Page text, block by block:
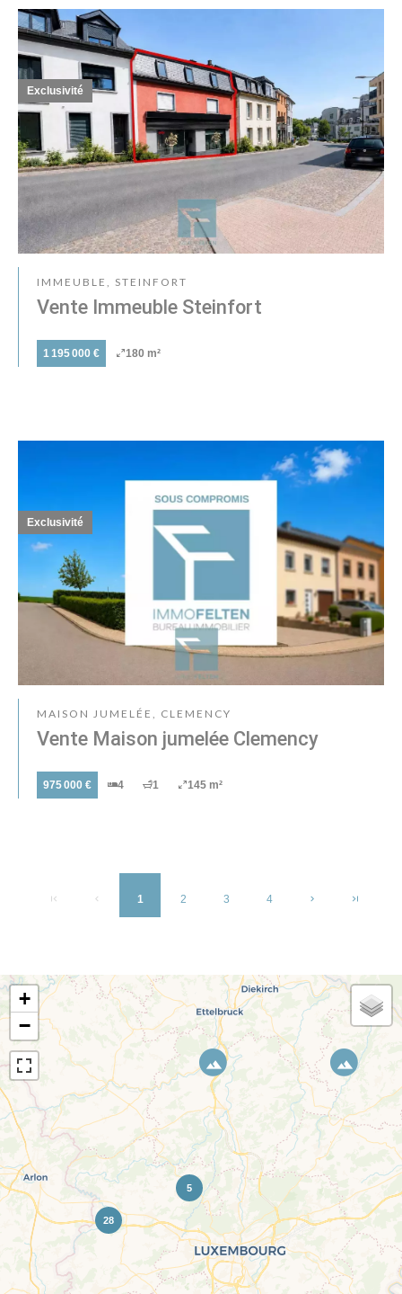
IMMEUBLE, STEINFORT
Vente Immeuble Steinfort
1 195 000 € 180 m²
Exclusivité
MAISON JUMELÉE, CLEMENCY
Vente Maison jumelée Clemency
975 000 € 4 1 145 m²
Exclusivité
1 2 3 4
5
28
+
−